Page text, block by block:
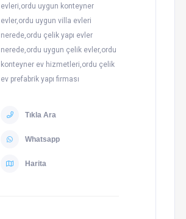
evleri,ordu uygun konteyner
evler,ordu uygun villa evleri
nerede,ordu çelik yapı evler
nerede,ordu uygun çelik evler,ordu
konteyner ev hizmetleri,ordu çelik
ev prefabrik yapı firması
Tıkla Ara
Whatsapp
Harita